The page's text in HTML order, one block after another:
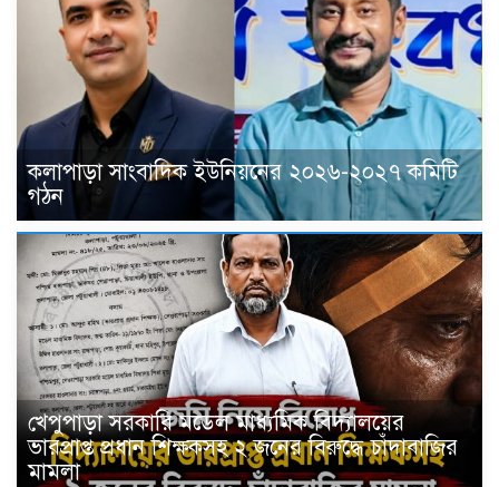
কলাপাড়া সাংবাদিক ইউনিয়নের ২০২৬-২০২৭ কমিটি
গঠন
খেপুপাড়া সরকারি মডেল মাধ্যমিক বিদ্যালয়ের
ভারপ্রাপ্ত প্রধান শিক্ষকসহ ২ জনের বিরুদ্ধে চাঁদাবাজির
মামলা